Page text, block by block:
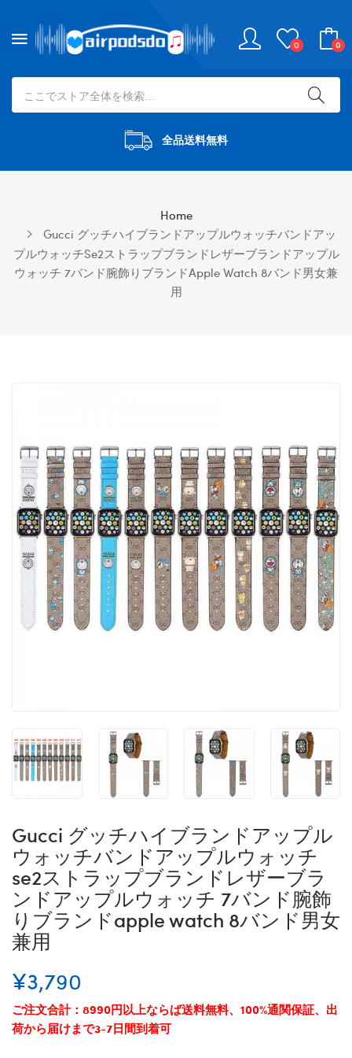
0 0
全品送料無料
Home
Gucci グッチハイブランドアップルウォッチバンドアッ
プルウォッチse2ストラップブランドレザーブランドアップル
ウォッチ 7バンド腕飾りブランドapple Watch 8バンド男女兼
用
Gucci グッチハイブランドアップル
ウォッチバンドアップルウォッチ
se2ストラップブランドレザーブラ
ンドアップルウォッチ 7バンド腕飾
りブランドapple watch 8バンド男女
兼用
¥3,790
ご注文合計：8990円以上ならば送料無料、100%通関保証、出
荷から届けまで3-7日間到着可